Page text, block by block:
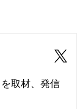
取材、発信